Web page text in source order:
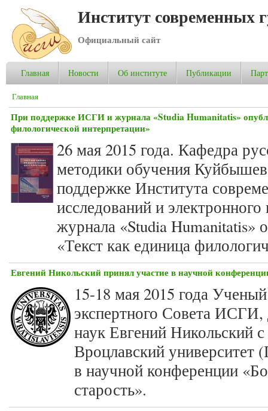
Институт современных
Официальный сайт
Главная Новости Об институте Публикации
Вы здесь
Главная
При поддержке ИСГИ и журнала «Studia Humanitatis»
филологической интерпретации»
26 мая 2015 года. Кафедра
методики обучения
поддержке Института
исследований и
журнала «Studia Humanitatis»
«Текст как единица
Евгений Никольский принял участие в научной
15-18 мая 2015 года
экспертного Совета
наук Евгений Никольский
Вроцлавский университет
в научной конференции
старость».